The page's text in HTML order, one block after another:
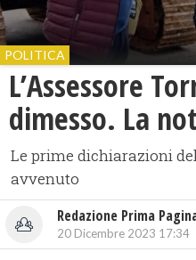
POLITICA
L’Assessore
dimesso. La
Le prime dichiarazioni
avvenuto
Redazione Prima
20 Dicembre 2023 17:34